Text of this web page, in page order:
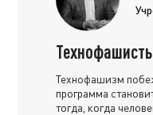
Технофашизм
программа
тогда, когда